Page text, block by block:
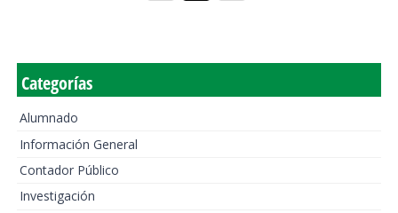
Categorías
Alumnado
Información General
Contador Público
Investigación